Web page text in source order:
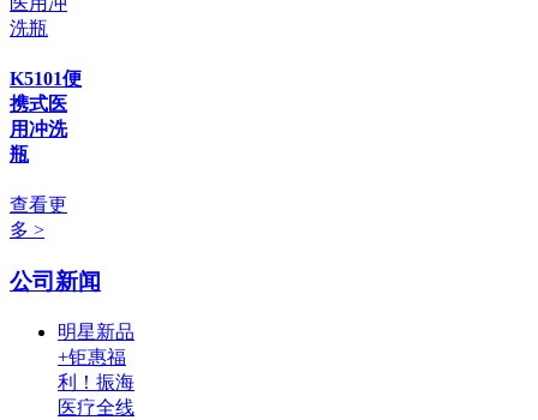
K5101便
携式医
用冲洗
瓶
查看更
多 >
公司新闻
明星新品
+钜惠福
利！振海
医疗全线